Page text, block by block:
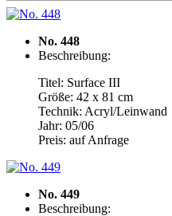
No. 448
Beschreibung:
Titel: Surface III
Größe: 42 x 81 cm
Technik: Acryl/Leinwand
Jahr: 05/06
Preis: auf Anfrage
No. 449
Beschreibung: